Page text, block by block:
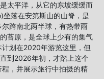
太平洋，从它的东坡缓缓而
落在安第斯山的山脊，是
跨南北两半球，有热带雨
苔原，是全球上少有的集气
划在2020年游览这里，但
到2026年初，才踏上这个
，并展示旅行中拍摄的精